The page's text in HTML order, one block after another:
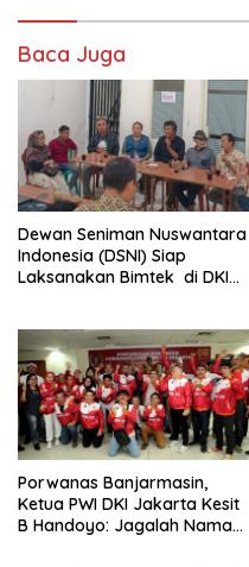
Baca Juga
Dewan Seniman Nuswantara
Indonesia (DSNI) Siap
Laksanakan Bimtek di DKI
Porwanas Banjarmasin,
Ketua PWI DKI Jakarta Kesit
B Handoyo: Jagalah Nama